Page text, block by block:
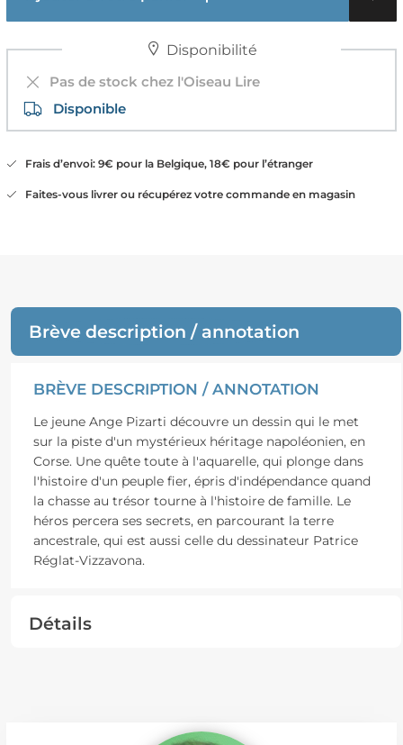
Disponibilité
Pas de stock chez l'Oiseau Lire
Disponible
Frais d’envoi: 9€ pour la Belgique, 18€ pour l’étranger
Faites-vous livrer ou récupérez votre commande en magasin
Brève description / annotation
BRÈVE DESCRIPTION / ANNOTATION
Le jeune Ange Pizarti découvre un dessin qui le met
sur la piste d'un mystérieux héritage napoléonien, en
Corse. Une quête toute à l'aquarelle, qui plonge dans
l'histoire d'un peuple fier, épris d'indépendance quand
la chasse au trésor tourne à l'histoire de famille. Le
héros percera ses secrets, en parcourant la terre
ancestrale, qui est aussi celle du dessinateur Patrice
Réglat-Vizzavona.
Détails